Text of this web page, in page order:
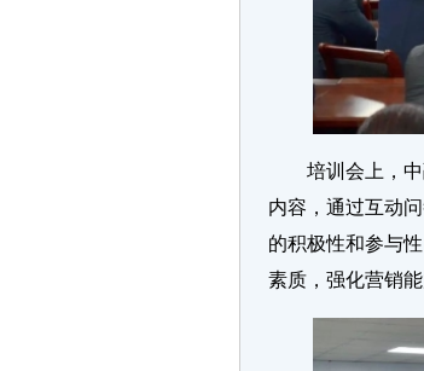
培训会上，
内容，通过互动
的积极性和参与
素质，强化营销